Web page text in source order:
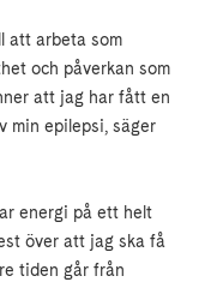
att arbeta som
och påverkan som
att jag har fått en
min epilepsi, säger
energi på ett helt
över att jag ska få
tiden går från